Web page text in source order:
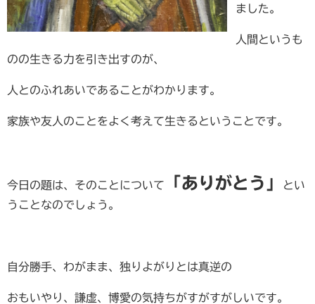
ました。
人間というも
のの生きる力を引き出すのが、
人とのふれあいであることがわかります。
家族や友人のことをよく考えて生きるということです。
今日の題は、そのことについて 「ありがとう」
とい
うことなのでしょう。
自分勝手、わがまま、独りよがりとは真逆の
おもいやり、謙虚、博愛の気持ちがすがすがしいです。